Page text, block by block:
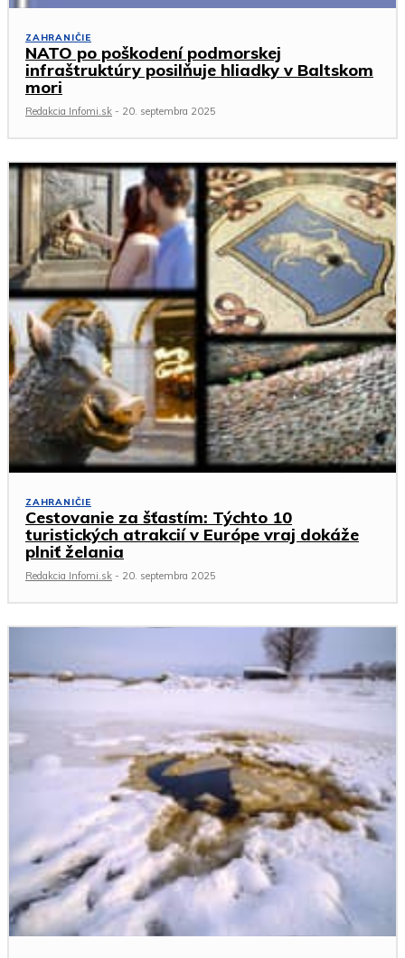
ZAHRANIČIE
NATO po poškodení podmorskej
infraštruktúry posilňuje hliadky v Baltskom
mori
Redakcia Infomi.sk - 20. septembra 2025
ZAHRANIČIE
Cestovanie za šťastím: Týchto 10
turistických atrakcií v Európe vraj dokáže
plniť želania
Redakcia Infomi.sk - 20. septembra 2025